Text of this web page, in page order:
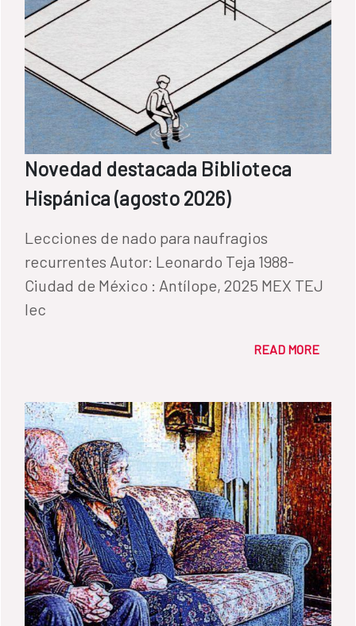
Novedad destacada Biblioteca
Hispánica (agosto 2026)
Lecciones de nado para naufragios
recurrentes Autor: Leonardo Teja 1988-
Ciudad de México : Antílope, 2025 MEX TEJ
lec
READ MORE